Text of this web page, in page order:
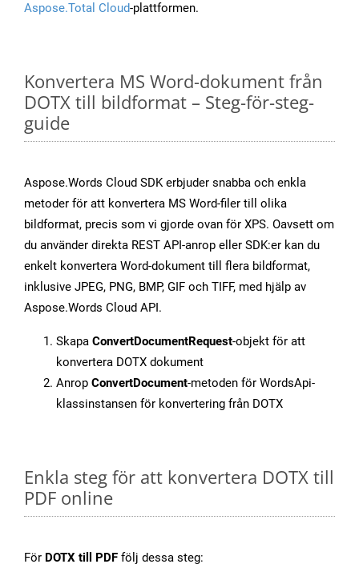
Aspose.Total Cloud-plattformen.
Konvertera MS Word-dokument från
DOTX till bildformat – Steg-för-steg-
guide
Aspose.Words Cloud SDK erbjuder snabba och enkla
metoder för att konvertera MS Word-filer till olika
bildformat, precis som vi gjorde ovan för XPS. Oavsett om
du använder direkta REST API-anrop eller SDK:er kan du
enkelt konvertera Word-dokument till flera bildformat,
inklusive JPEG, PNG, BMP, GIF och TIFF, med hjälp av
Aspose.Words Cloud API.
Skapa ConvertDocumentRequest-objekt för att
konvertera DOTX dokument
Anrop ConvertDocument-metoden för WordsApi-
klassinstansen för konvertering från DOTX
Enkla steg för att konvertera DOTX till
PDF online
För DOTX till PDF följ dessa steg: